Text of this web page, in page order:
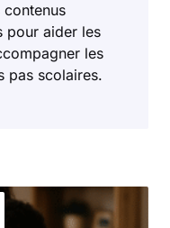
contenus
pour aider les
les
pas scolaires.